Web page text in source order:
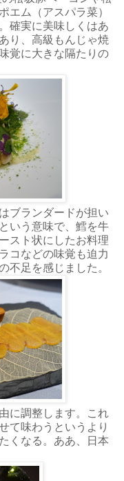
エム（アスパラ菜）
確実に美味しくはあ
り、高級もんじゃ焼
覚に大きな隔たりの
ブランダードが担い
いう意味で、鱈を牛
スト状にしたお料理
コなどの味覚も迫力
不足を感じました。
に調整します。これ
て味わうというより
くなる。ああ、日本